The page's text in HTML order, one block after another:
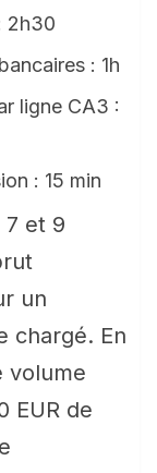
2h30
: 1h
ligne CA3 :
: 15 min
7 et 9
un
chargé. En
volume
EUR de